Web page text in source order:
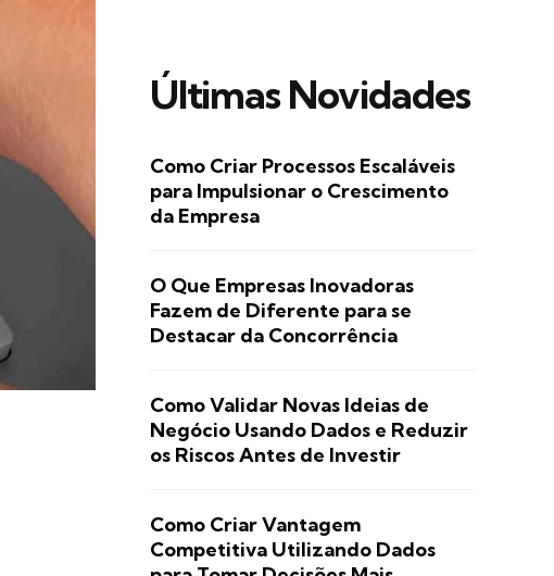
Últimas Novidades
Como Criar Processos Escaláveis
para Impulsionar o Crescimento
da Empresa
O Que Empresas Inovadoras
Fazem de Diferente para se
Destacar da Concorrência
Como Validar Novas Ideias de
Negócio Usando Dados e Reduzir
os Riscos Antes de Investir
Como Criar Vantagem
Competitiva Utilizando Dados